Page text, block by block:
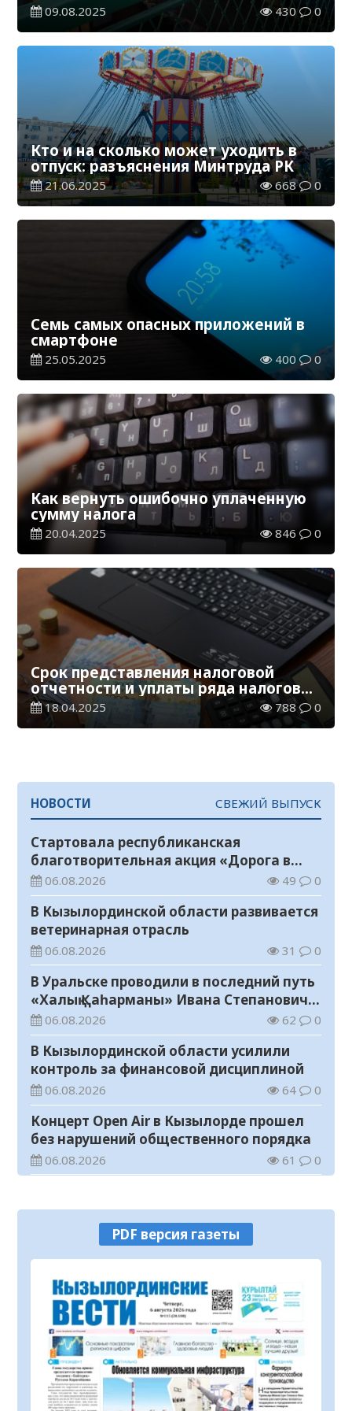
09.08.2025 430 0
Кто и на сколько может уходить в
отпуск: разъяснения Минтруда РК
21.06.2025 668 0
Семь самых опасных приложений в
смартфоне
25.05.2025 400 0
Как вернуть ошибочно уплаченную
сумму налога
20.04.2025 846 0
Срок представления налоговой
отчетности и уплаты ряда налогов
истекает 21 апреля
18.04.2025 788 0
НОВОСТИ СВЕЖИЙ ВЫПУСК
Стартовала республиканская
благотворительная акция «Дорога в
школу»
06.08.2026 49 0
В Кызылординской области развивается
ветеринарная отрасль
06.08.2026 31 0
В Уральске проводили в последний путь
«Халық Қаһарманы» Ивана Степановича
Гапича
06.08.2026 62 0
В Кызылординской области усилили
контроль за финансовой дисциплиной
06.08.2026 64 0
Концерт Open Air в Кызылорде прошел
без нарушений общественного порядка
06.08.2026 61 0
конкурс видеороликов о семейных
ценностях и Конституции
06.08.2026
Соблюдение правил пожарной
безопасности – обязанность каждого
гражданина
06.08.2026 28
Состоялось заседание республиканской
комиссии по присуждению
образовательных грантов
06.08.2026 39
На мавзолее Узбекали Жанибекова
PDF версия газеты